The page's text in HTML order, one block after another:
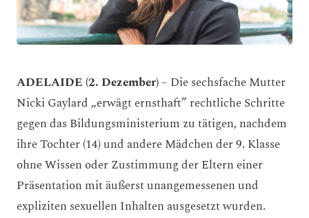
ADELAIDE (2. Dezember)– Die sechsfache Mutter
Nicki Gaylard „erwägt ernsthaft” rechtliche Schritte
gegen das Bildungsministerium zu tätigen, nachdem
ihre Tochter (14) und andere Mädchen der 9. Klasse
ohne Wissen oder Zustimmung der Eltern einer
Präsentation mit äußerst unangemessenen und
expliziten sexuellen Inhalten ausgesetzt wurden.